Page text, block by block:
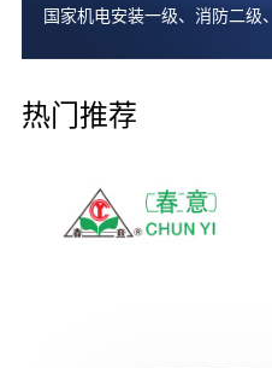
国家机电安装一级、消防二级
热门推荐